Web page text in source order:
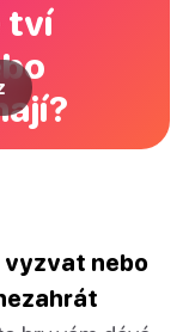
tví
vyzvat nebo